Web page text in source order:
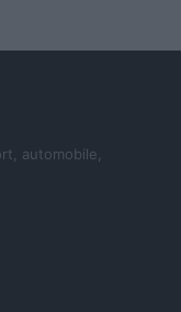
automobile,